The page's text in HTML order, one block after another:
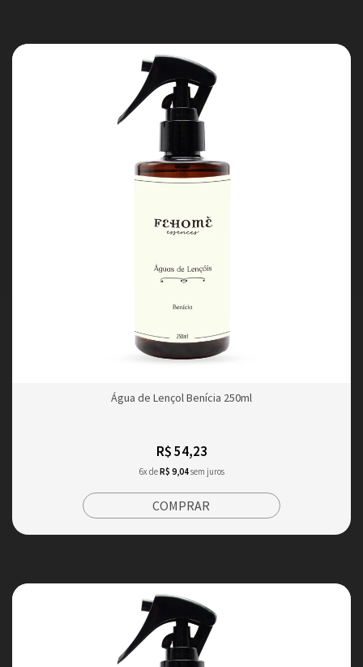
Água de Lençol Benícia 250ml
R$ 54,23
6x deR$ 9,04sem juros
COMPRAR